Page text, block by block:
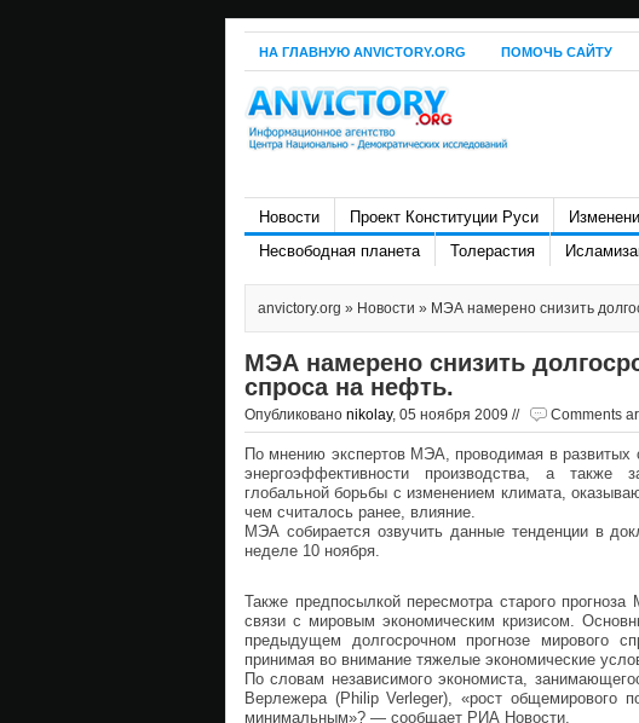
НА ГЛАВНУЮ ANVICTORY.ORG ПОМОЧЬ САЙТУ
Новости Проект Конституции Руси
Несвободная планета
Толерастия
anvictory.org » Новости » МЭА намерено снизить
МЭА намерено снизить
спроса на нефть.
Опубликовано nikolay, 05 ноября 2009 // Comments
По мнению экспертов МЭА, проводимая в развитых
энергоэффективности производства, а
глобальной борьбы с изменением климата,
чем считалось ранее, влияние.
МЭА собирается озвучить данные тенденции в
неделе 10 ноября.
Также предпосылкой пересмотра старого
связи с мировым экономическим кризисом.
предыдущем долгосрочном прогнозе мирового
принимая во внимание тяжелые экономические
По словам независимого экономиста,
Верлежера (Philip Verleger), «рост общемирового
минимальным»? — сообщает РИА Новости.